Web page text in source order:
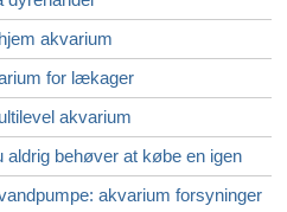
akvarium
for lækager
akvarium
aldrig behøver at købe en igen
akvarium forsyninger